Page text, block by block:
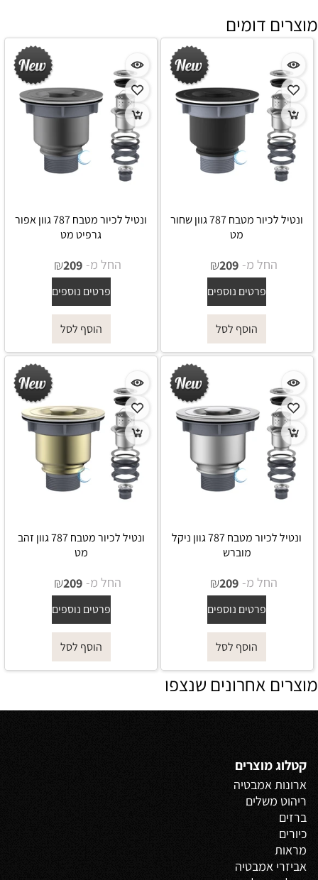
מוצרים דומים
ונטיל לכיור מטבח 787 גוון שחור
מט
החל מ- ₪209
פרטים נוספים
הוסף לסל
ונטיל לכיור מטבח 787 גוון אפור
גרפיט מט
החל מ- ₪209
פרטים נוספים
הוסף לסל
ונטיל לכיור מטבח 787 גוון ניקל
מוברש
החל מ- ₪209
פרטים נוספים
הוסף לסל
ונטיל לכיור מטבח 787 גוון זהב
מט
החל מ- ₪209
פרטים נוספים
הוסף לסל
מוצרים אחרונים שנצפו
קטלוג מוצרים
ארונות אמבטיה
ריהוט משלים
ברזים
כיורים
מראות
אביזרי אמבטיה